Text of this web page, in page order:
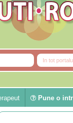
Pune o